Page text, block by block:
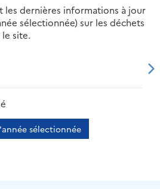
les dernières informations à jour
sélectionnée) sur les déchets
site.
sélectionnée